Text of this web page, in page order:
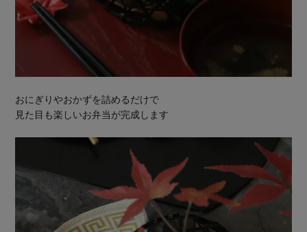
おにぎりやおかずを詰めるだけで
見た目も楽しいお弁当が完成します